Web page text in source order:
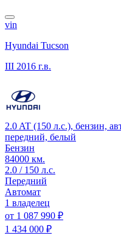
vin
Hyundai Tucson
III 2016 г.в.
2.0 AT (150 л.с.), бензин,
передний, белый
Бензин
84000 км.
2.0 / 150 л.с.
Передний
Автомат
1 владелец
от 1 087 990 ₽
1 434 000 ₽